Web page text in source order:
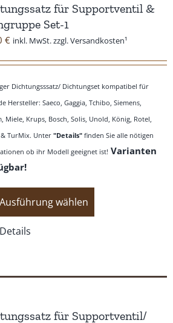
für Supportventil &
Set-1
€ inkl. MwSt. zzgl. Versandkosten¹
Dichtungsssatz/ Dichtungset kompatibel für
Hersteller: Saeco, Gaggia, Tchibo, Siemens,
Miele, Krups, Bosch, Solis, Unold, König, Rotel,
TurMix. Unter "Details"finden Sie alle nötigen
ob ihr Modell geeignet ist! Varianten
Ausführung wählen
auf.
Optionen
Details
für Supportventil/